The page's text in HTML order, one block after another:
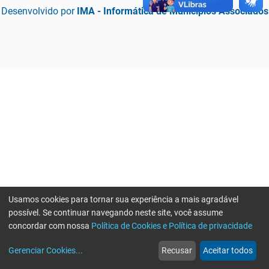
Desenvolvido por IMA - Informática de Municípios Associados
web
Notícias
more_horiz
Mais
Usamos cookies para tornar sua experiência a mais agradável
possível. Se continuar navegando neste site, você assume
concordar com nossa Política de Cookies e Política de privacidade
Gerenciar Cookies... Recusar Aceitar todos
Erro ao enviar informações, por favor tente novamente